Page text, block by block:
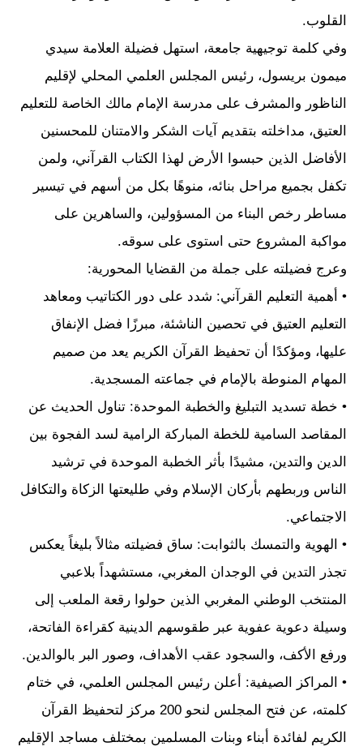
القلوب.
وفي كلمة توجيهية جامعة، استهل فضيلة العلامة سيدي
ميمون بريسول، رئيس المجلس العلمي المحلي لإقليم
الناظور والمشرف على مدرسة الإمام مالك الخاصة للتعليم
العتيق، مداخلته بتقديم آيات الشكر والامتنان للمحسنين
الأفاضل الذين حبسوا الأرض لهذا الكتاب القرآني، ولمن
تكفل بجميع مراحل بنائه، منوهًا بكل من أسهم في تيسير
مساطر رخص البناء من المسؤولين، والساهرين على
مواكبة المشروع حتى استوى على سوقه.
وعرج فضيلته على جملة من القضايا المحورية:
• أهمية التعليم القرآني: شدد على دور الكتاتيب ومعاهد
التعليم العتيق في تحصين الناشئة، مبرزًا فضل الإنفاق
عليها، ومؤكدًا أن تحفيظ القرآن الكريم يعد من صميم
المهام المنوطة بالإمام في جماعته المسجدية.
• خطة تسديد التبليغ والخطبة الموحدة: تناول الحديث عن
المقاصد السامية للخطة المباركة الرامية لسد الفجوة بين
الدين والتدين، مشيدًا بأثر الخطبة الموحدة في ترشيد
الناس وربطهم بأركان الإسلام وفي طليعتها الزكاة والتكافل
الاجتماعي.
• الهوية والتمسك بالثوابت: ساق فضيلته مثالاً بليغاً يعكس
تجذر التدين في الوجدان المغربي، مستشهداً بلاعبي
المنتخب الوطني المغربي الذين حولوا رقعة الملعب إلى
وسيلة دعوية عفوية عبر طقوسهم الدينية كقراءة الفاتحة،
ورفع الأكف، والسجود عقب الأهداف، وصور البر بالوالدين.
• المراكز الصيفية: أعلن رئيس المجلس العلمي، في ختام
كلمته، عن فتح المجلس لنحو 200 مركز لتحفيظ القرآن
الكريم لفائدة أبناء وبنات المسلمين بمختلف مساجد الإقليم